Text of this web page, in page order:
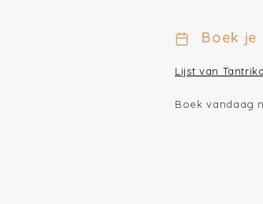
Boek je
Lijst van
Boek vandaag